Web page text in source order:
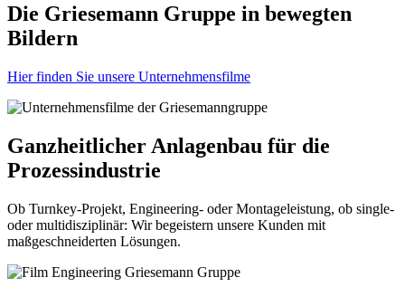
Die Griesemann Gruppe in bewegten
Bildern
Hier finden Sie unsere Unternehmensfilme
Ganzheitlicher Anlagenbau für die
Prozessindustrie
Ob Turnkey-Projekt, Engineering- oder Montageleistung, ob single-
oder multidisziplinär: Wir begeistern unsere Kunden mit
maßgeschneiderten Lösungen.